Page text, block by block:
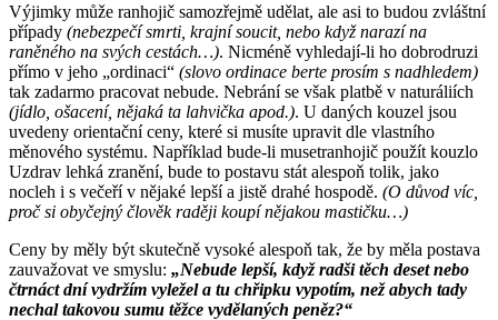
Výjimky může ranhojič samozřejmě udělat, ale asi to budou zvláštní
případy (nebezpečí smrti, krajní soucit, nebo když narazí na
raněného na svých cestách…). Nicméně vyhledají-li ho dobrodruzi
přímo v jeho „ordinaci“ (slovo ordinace berte prosím s nadhledem)
tak zadarmo pracovat nebude. Nebrání se však platbě v naturáliích
(jídlo, ošacení, nějaká ta lahvička apod.). U daných kouzel jsou
uvedeny orientační ceny, které si musíte upravit dle vlastního
měnového systému. Například bude-li musetranhojič použít kouzlo
Uzdrav lehká zranění, bude to postavu stát alespoň tolik, jako
nocleh i s večeří v nějaké lepší a jistě drahé hospodě. (O důvod víc,
proč si obyčejný člověk raději koupí nějakou mastičku…)
Ceny by měly být skutečně vysoké alespoň tak, že by měla postava
zauvažovat ve smyslu: „Nebude lepší, když radši těch deset nebo
čtrnáct dní vydržím vyležel a tu chřipku vypotím, než abych tady
nechal takovou sumu těžce vydělaných peněz?“